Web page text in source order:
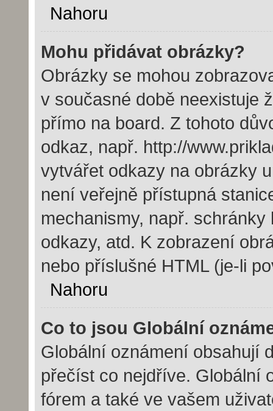
Nahoru
Mohu přidávat obrázky?
Obrázky se mohou
v současné době neexistuje
přímo na board. Z tohoto
odkaz, např. http://
vytvářet odkazy na obrázky
není veřejně přístupná
mechanismy, např.
odkazy, atd. K zobrazení
nebo příslušné HTML (je-li
Nahoru
Co to jsou Globální
Globální oznámení obsahují
přečíst co nejdříve. Globální
fórem a také ve vašem